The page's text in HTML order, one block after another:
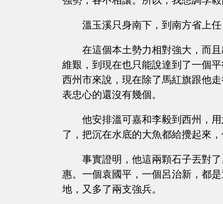
溫玉溪只身南下，到南方省上
在這個本土勢力相對強大，而
維艱，到現在也只能說達到了一個
西州市來說，現在除了馬紅旗跟他
表忠心的還沒有幾個。
他安排溫可嘉和李毅到西州，
了，把沉在水底的大魚都給攪起來
事實證明，他這兩顆石子丟對
惠。一個袁國平，一個呂治新，都
地，又多了兩支強兵。